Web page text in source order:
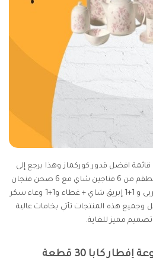
افضل قدور كوركماز وهذا يرجع إلى
الخامات التي يأتي بها ويتكون الطقم من 6 فناجين شاي مع 6 صحن فنجان
شاي و2 طبق قارب و4 أوعية مربى و 1+1 إبريق شاي + غطاء و1+1 وعاء سكر
وفلفل وجميع هذه المنتجات تأتي بخامات عالية
مميز للغاية.
كابا 30 قطعة